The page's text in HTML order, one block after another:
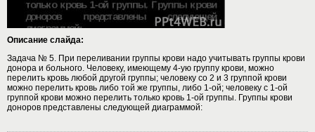
Описание слайда:
Задача № 5. При переливании группы крови надо учитывать группы крови
донора и больного. Человеку, имеющему 4-ую группу крови, можно
перелить кровь любой другой группы; человеку со 2 и 3 группой крови
можно перелить кровь либо той же группы, либо 1-ой; человеку с 1-ой
группой крови можно перелить только кровь 1-ой группы. Группы крови
доноров представлены следующей диаграммой: